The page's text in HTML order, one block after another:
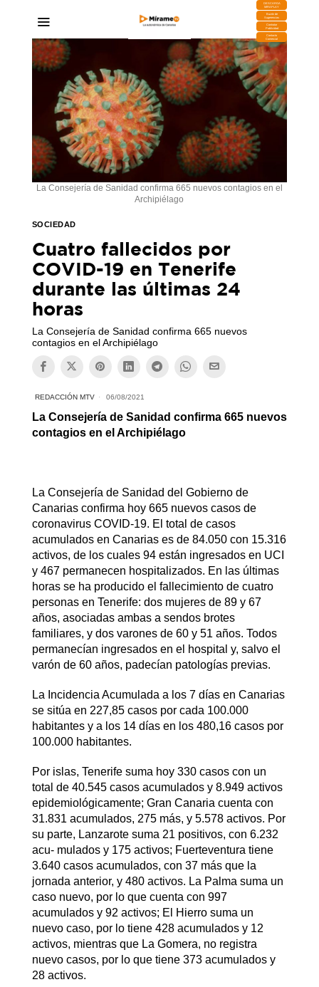
DESCARGA
MIRAPLAY
Buzón de
Sugerencias
Contratar
Publicidad
Contacto
Comercial
La Consejería de Sanidad confirma 665 nuevos contagios en el
Archipiélago
SOCIEDAD
Cuatro fallecidos por
COVID-19 en Tenerife
durante las últimas 24
horas
La Consejería de Sanidad confirma 665 nuevos
contagios en el Archipiélago
REDACCIÓN MTV 06/08/2021
La Consejería de Sanidad confirma 665 nuevos
contagios en el Archipiélago
La Consejería de Sanidad del Gobierno de
Canarias confirma hoy 665 nuevos casos de
coronavirus COVID-19. El total de casos
acumulados en Canarias es de 84.050 con 15.316
activos, de los cuales 94 están ingresados en UCI
y 467 permanecen hospitalizados. En las últimas
horas se ha producido el fallecimiento de cuatro
personas en Tenerife: dos mujeres de 89 y 67
años, asociadas ambas a sendos brotes
familiares, y dos varones de 60 y 51 años. Todos
permanecían ingresados en el hospital y, salvo el
varón de 60 años, padecían patologías previas.
La Incidencia Acumulada a los 7 días en Canarias
se sitúa en 227,85 casos por cada 100.000
habitantes y a los 14 días en los 480,16 casos por
100.000 habitantes.
Por islas, Tenerife suma hoy 330 casos con un
total de 40.545 casos acumulados y 8.949 activos
epidemiológicamente; Gran Canaria cuenta con
31.831 acumulados, 275 más, y 5.578 activos. Por
su parte, Lanzarote suma 21 positivos, con 6.232
acu- mulados y 175 activos; Fuerteventura tiene
3.640 casos acumulados, con 37 más que la
jornada anterior, y 480 activos. La Palma suma un
caso nuevo, por lo que cuenta con 997
acumulados y 92 activos; El Hierro suma un
nuevo caso, por lo tiene 428 acumulados y 12
activos, mientras que La Gomera, no registra
nuevo casos, por lo que tiene 373 acumulados y
28 activos.